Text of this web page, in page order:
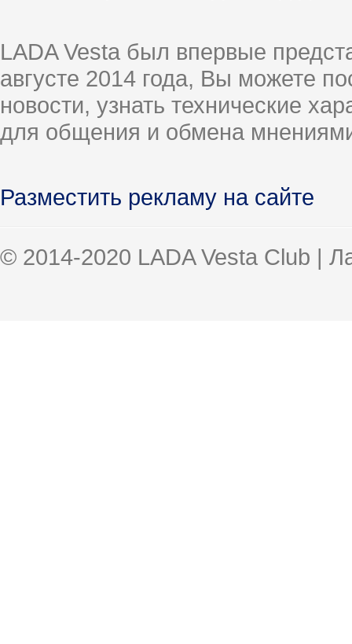
LADA Vesta был впервые
августе 2014 года, Вы можете
новости, узнать технические
для общения и обмена
Разместить рекламу на сайте
© 2014-2020 LADA Vesta Club |